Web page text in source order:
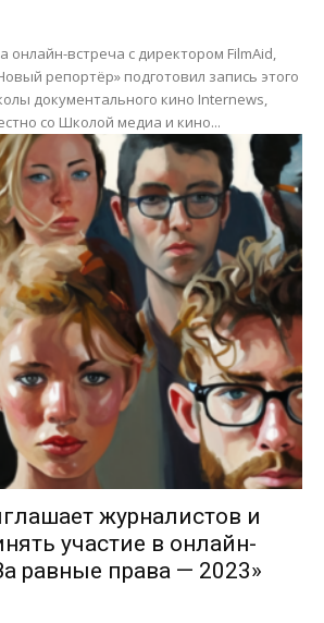
онлайн-встреча с директором FilmAid,
репортёр» подготовил запись этого
документального кино Internews,
со Школой медиа и кино...
журналистов и
участие в онлайн-
равные права — 2023»